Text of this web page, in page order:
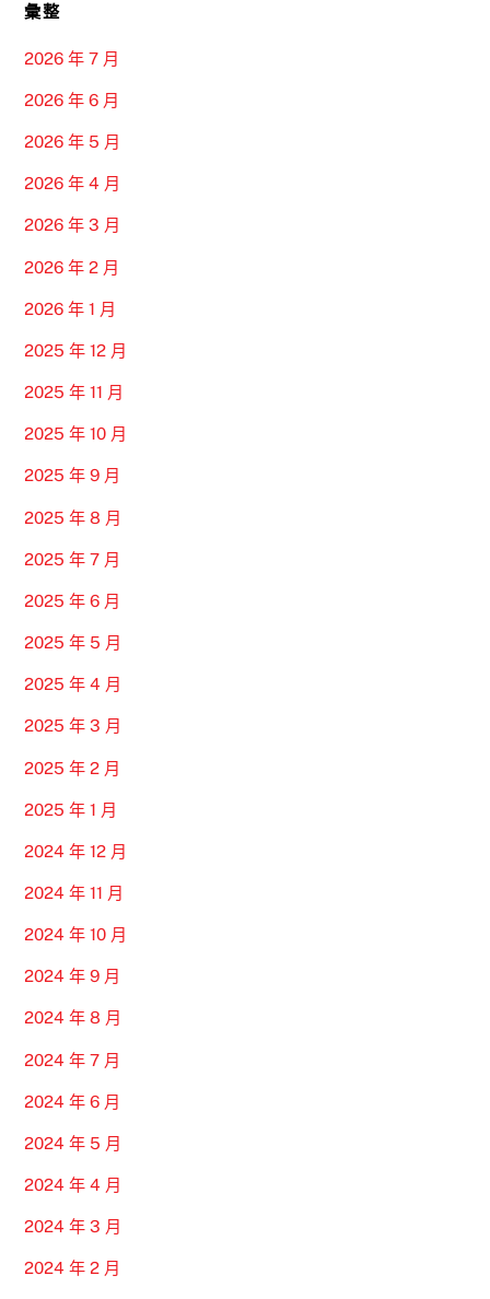
彙整
2026 年 7 月
2026 年 6 月
2026 年 5 月
2026 年 4 月
2026 年 3 月
2026 年 2 月
2026 年 1 月
2025 年 12 月
2025 年 11 月
2025 年 10 月
2025 年 9 月
2025 年 8 月
2025 年 7 月
2025 年 6 月
2025 年 5 月
2025 年 4 月
2025 年 3 月
2025 年 2 月
2025 年 1 月
2024 年 12 月
2024 年 11 月
2024 年 10 月
2024 年 9 月
2024 年 8 月
2024 年 7 月
2024 年 6 月
2024 年 5 月
2024 年 4 月
2024 年 3 月
2024 年 2 月